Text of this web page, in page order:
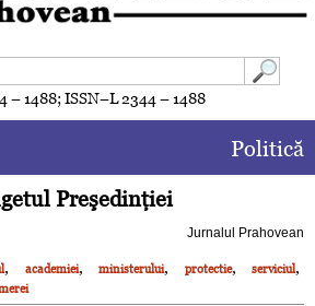
– 1488; ISSN–L 2344 – 1488
Politică
Preşedinţiei
Jurnalul Prahovean
, academiei, ministerului, protectie, serviciul,